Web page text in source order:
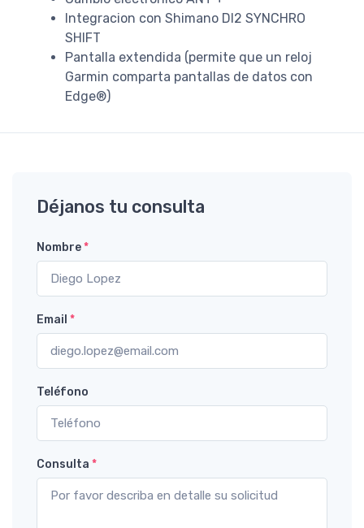
Integracion con Shimano DI2 SYNCHRO
SHIFT
Pantalla extendida (permite que un reloj
Garmin comparta pantallas de datos con
Edge®)
Déjanos tu consulta
Nombre*
Email *
Teléfono
Consulta *